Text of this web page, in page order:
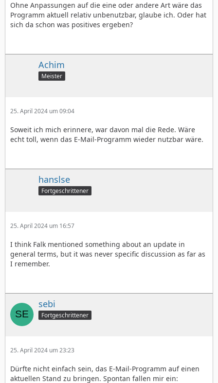
Ohne Anpassungen auf die eine oder andere Art wäre das
Programm aktuell relativ unbenutzbar, glaube ich. Oder hat
sich da schon was positives ergeben?
Achim
Meister
25. April 2024 um 09:04
Soweit ich mich erinnere, war davon mal die Rede. Wäre
echt toll, wenn das E-Mail-Programm wieder nutzbar wäre.
hanslse
Fortgeschrittener
25. April 2024 um 16:57
I think Falk mentioned something about an update in
general terms, but it was never specific discussion as far as
I remember.
sebi
Fortgeschrittener
25. April 2024 um 23:23
Dürfte nicht einfach sein, das E-Mail-Programm auf einen
aktuellen Stand zu bringen. Spontan fallen mir ein: